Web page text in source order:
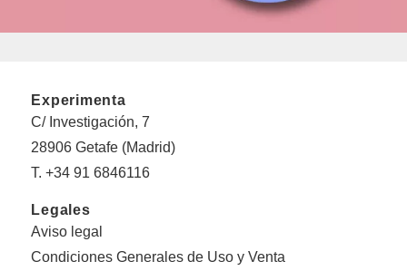
Experimenta
C/ Investigación, 7
28906 Getafe (Madrid)
T. +34 91 6846116
Legales
Aviso legal
Condiciones Generales de Uso y Venta